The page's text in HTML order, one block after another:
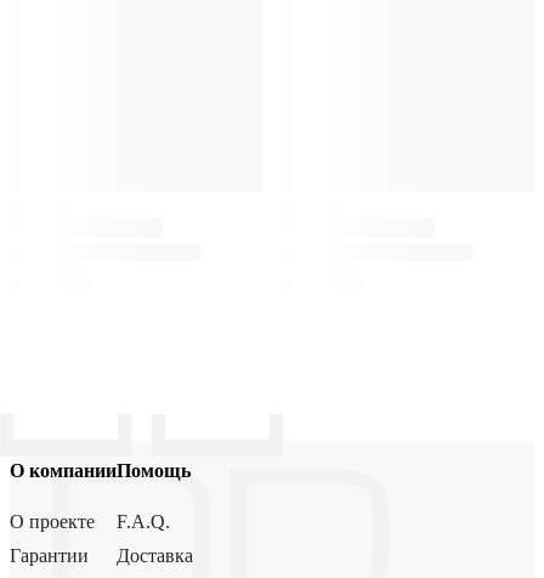
О компании
О проекте
Гарантии
Помощь
F.A.Q.
Доставка